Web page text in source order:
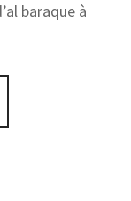
baraque à